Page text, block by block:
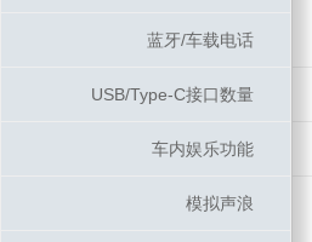
蓝牙/车载电话
USB/Type-C接口数量
车内娱乐功能
模拟声浪
蓝牙/车载电话
USB/Type-C接口数量
车内娱乐功能
模拟声浪